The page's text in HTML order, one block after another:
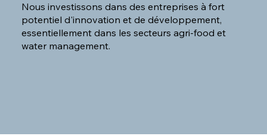
Nous investissons dans des entreprises à fort
potentiel d'innovation et de développement,
essentiellement dans les secteurs agri-food et
water management.